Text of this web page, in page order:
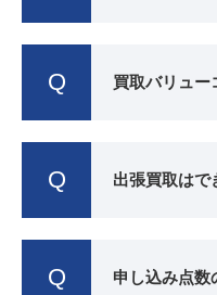
Q 買取バリュー
Q 出張買取はで
Q 申し込み点数